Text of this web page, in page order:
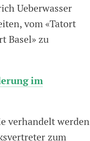
Ueberwasser
vom «Tatort
Basel» zu
im
verhandelt werden
zum